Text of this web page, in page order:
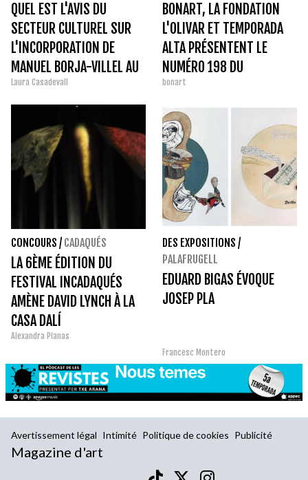
QUEL EST L'AVIS DU
SECTEUR CULTUREL SUR
L'INCORPORATION DE
MANUEL BORJA-VILLEL AU
MINISTÈRE DE LA CULTURE
Laura Casadevall
BONART, LA FONDATION
L'OLIVAR ET TEMPORADA
ALTA PRÉSENTENT LE
NUMÉRO 198 DU
MAGAZINE
bonart
CONCOURS / CADAQUÉS
LA 6ÈME ÉDITION DU
FESTIVAL INCADAQUÉS
AMÈNE DAVID LYNCH À LA
CASA DALÍ
Alexandra Planas
DES EXPOSITIONS /
PALAFRUGELL
EDUARD BIGAS ÉVOQUE
JOSEP PLA
Francesc Montero
Avertissement légal Intimité Politique de cookies Publicité
Magazine d'art